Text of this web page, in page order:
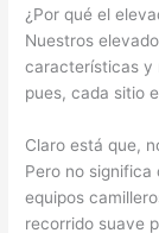
¿Por qué el
Nuestros
características y
pues, cada sitio
Claro está que,
Pero no significa
equipos
recorrido suave